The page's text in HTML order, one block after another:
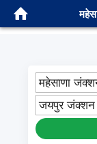
महेसाणा
जयपुर